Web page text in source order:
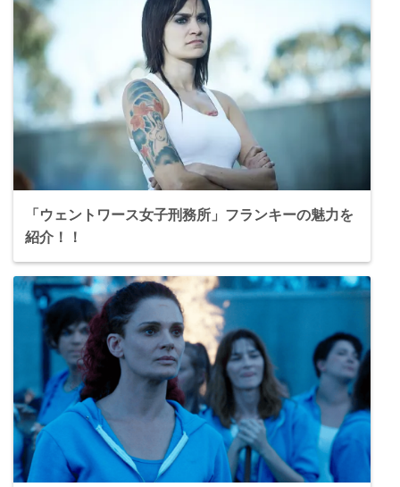
「ウェントワース女子刑務所」フランキーの魅力を
紹介！！